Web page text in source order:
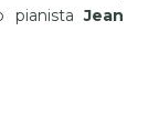
pianistaJean